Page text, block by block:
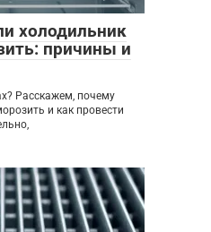
холодильник
причины и
Расскажем, почему
и как провести